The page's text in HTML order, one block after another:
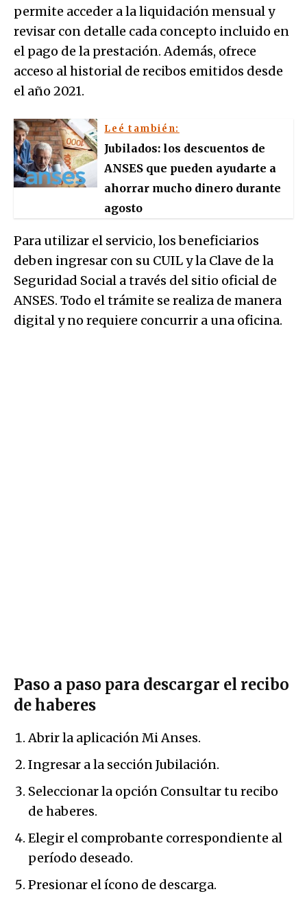
permite acceder a la liquidación mensual y
revisar con detalle cada concepto incluido en
el pago de la prestación. Además, ofrece
acceso al historial de recibos emitidos desde
el año 2021.
Leé también:
Jubilados: los descuentos de
ANSES que pueden ayudarte a
ahorrar mucho dinero durante
agosto
Para utilizar el servicio, los beneficiarios
deben ingresar con su CUIL y la Clave de la
Seguridad Social a través del sitio oficial de
ANSES. Todo el trámite se realiza de manera
digital y no requiere concurrir a una oficina.
Paso a paso para descargar el recibo
de haberes
Abrir la aplicación Mi Anses.
Ingresar a la sección Jubilación.
Seleccionar la opción Consultar tu recibo
de haberes.
Elegir el comprobante correspondiente al
período deseado.
Presionar el ícono de descarga.